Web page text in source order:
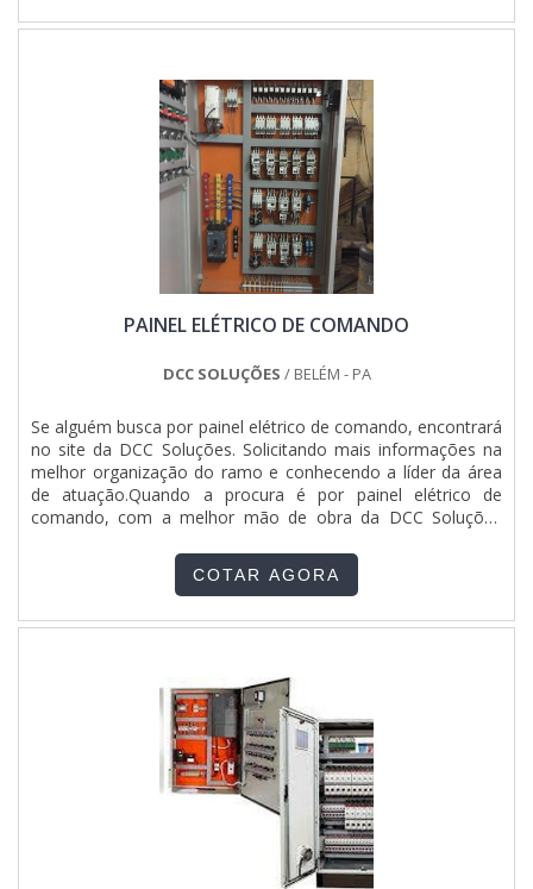
5410, NR10, NR12).UM POUCO MAIS SOBRE
maneiras eficientes de demonstrar competência e
excelência em sua área de atuação. A ETHANN Elétrica e
Automação centraliza sua estratégia em produzir um
estrutura para os parceiros com: Escritório de alta qualidade
onde são realizadas as atividades; Estrutura suficiente para
atender todas as demandas; Tecnologia de ponta. Tudo
para se certificar que se tenha manutenção instalações
elétricas com assertividade. Sem perder o foco em
manutenção de instalações elétricas, é importante buscar
uma empresa que tenha produtos e serviços com ótima
grande valia para saber a procedência e seriedade da
a ETHANN Elétrica e Automação é altamente qualificada
automação industrial e movimentação de carga. Aqui o
objetivo é garantir tudo que há de mais atual para garantir a
qualidade final para cada cliente. Conta com especialistas
dedicados que esperam seu contato para melhor
atender.EFICIÊNCIA E QUALIDADE COMPROVADASNa
ETHANN Elétrica e Automação as melhores opções sempre
estão à disposição quando se procura soluções para
instalações elétricas, automação industrial e movimentação
de carga. A empresa oferece opções como pontes e
manutenção elétrica predial e industrial com ótima qualidade
inovadores. A ETHANN Elétrica e Automação é uma
empresa que tem se destacado da concorrência por toda
seriedade e qualidade, o que garante a melhor experiência
para parceiros novos e antigos..
PAINEL ELÉTRICO DE COMANDO
DCC SOLUÇÕES / BELÉM - PA
Se alguém busca por painel elétrico de comando, encontrará
no site da DCC Soluções. Solicitando mais informações na
melhor organização do ramo e conhecendo a líder da área
de atuação.Quando a procura é por painel elétrico de
comando, com a melhor mão de obra da DCC Soluções
região Norte do Brasil.MAIS INFORMAÇÕES
INTERESSANTES SOBRE PAINEL ELÉTRICO DE
competência e excelência em sua área de atuação. A DCC
clientes com: Escritório de alta qualidade onde são
realizadas as atividades; Estrutura suficiente para atender
todas as demandas; Equipamentos de última geração. Tudo
isso para oferecer painel elétrico comando com ótima
qualidade. Sem trocar o foco sobre painel elétrico de
comando, deve-se descartar empresas que não tenham
produtos e serviços com ótima qualidade e proteção,
características simples, mas que mostram o
comprometimento da empresa com seus clientes.Tudo isso
que já foi falado e outras coisas mais são a razão pela qual
COTAR AGORA